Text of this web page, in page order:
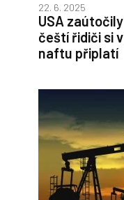
22. 6. 2025
USA
čeští řidiči si
naftu připlatí